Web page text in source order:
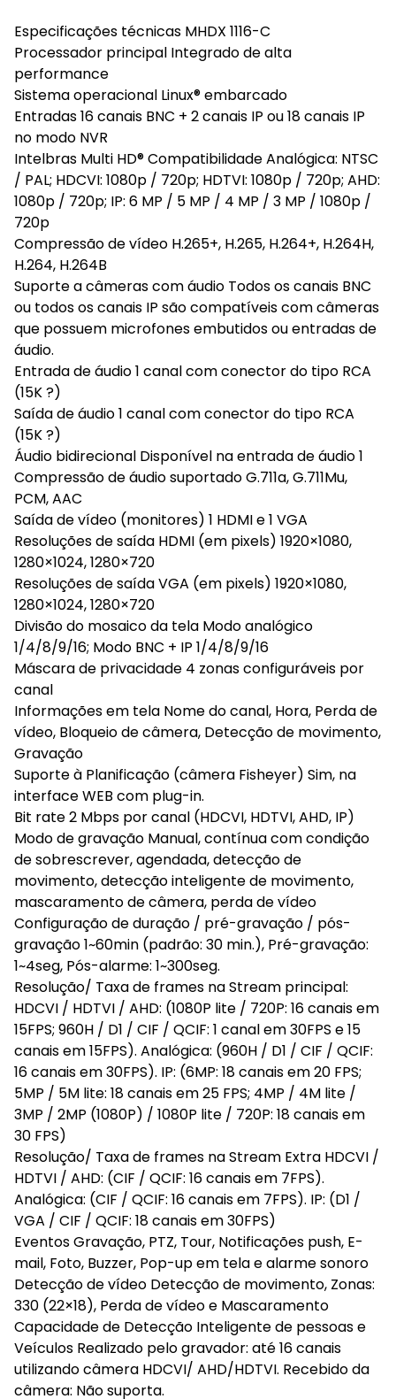
Especificações técnicas MHDX 1116-C
Processador principal Integrado de alta
performance
Sistema operacional Linux® embarcado
Entradas 16 canais BNC + 2 canais IP ou 18 canais IP
no modo NVR
Intelbras Multi HD® Compatibilidade Analógica: NTSC
/ PAL; HDCVI: 1080p / 720p; HDTVI: 1080p / 720p; AHD:
1080p / 720p; IP: 6 MP / 5 MP / 4 MP / 3 MP / 1080p /
720p
Compressão de vídeo H.265+, H.265, H.264+, H.264H,
H.264, H.264B
Suporte a câmeras com áudio Todos os canais BNC
ou todos os canais IP são compatíveis com câmeras
que possuem microfones embutidos ou entradas de
áudio.
Entrada de áudio 1 canal com conector do tipo RCA
(15K ?)
Saída de áudio 1 canal com conector do tipo RCA
(15K ?)
Áudio bidirecional Disponível na entrada de áudio 1
Compressão de áudio suportado G.711a, G.711Mu,
PCM, AAC
Saída de vídeo (monitores) 1 HDMI e 1 VGA
Resoluções de saída HDMI (em pixels) 1920×1080,
1280×1024, 1280×720
Resoluções de saída VGA (em pixels) 1920×1080,
1280×1024, 1280×720
Divisão do mosaico da tela Modo analógico
1/4/8/9/16; Modo BNC + IP 1/4/8/9/16
Máscara de privacidade 4 zonas configuráveis por
canal
Informações em tela Nome do canal, Hora, Perda de
vídeo, Bloqueio de câmera, Detecção de movimento,
Gravação
Suporte à Planificação (câmera Fisheyer) Sim, na
interface WEB com plug-in.
Bit rate 2 Mbps por canal (HDCVI, HDTVI, AHD, IP)
Modo de gravação Manual, contínua com condição
de sobrescrever, agendada, detecção de
movimento, detecção inteligente de movimento,
mascaramento de câmera, perda de vídeo
Configuração de duração / pré-gravação / pós-
gravação 1~60min (padrão: 30 min.), Pré-gravação:
1~4seg, Pós-alarme: 1~300seg.
Resolução/ Taxa de frames na Stream principal:
HDCVI / HDTVI / AHD: (1080P lite / 720P: 16 canais em
15FPS; 960H / D1 / CIF / QCIF: 1 canal em 30FPS e 15
canais em 15FPS). Analógica: (960H / D1 / CIF / QCIF:
16 canais em 30FPS). IP: (6MP: 18 canais em 20 FPS;
5MP / 5M lite: 18 canais em 25 FPS; 4MP / 4M lite /
3MP / 2MP (1080P) / 1080P lite / 720P: 18 canais em
30 FPS)
Resolução/ Taxa de frames na Stream Extra HDCVI /
HDTVI / AHD: (CIF / QCIF: 16 canais em 7FPS).
Analógica: (CIF / QCIF: 16 canais em 7FPS). IP: (D1 /
VGA / CIF / QCIF: 18 canais em 30FPS)
Eventos Gravação, PTZ, Tour, Notificações push, E-
mail, Foto, Buzzer, Pop-up em tela e alarme sonoro
Detecção de vídeo Detecção de movimento, Zonas:
330 (22×18), Perda de vídeo e Mascaramento
Capacidade de Detecção Inteligente de pessoas e
Veículos Realizado pelo gravador: até 16 canais
utilizando câmera HDCVI/ AHD/HDTVI. Recebido da
câmera: Não suporta.